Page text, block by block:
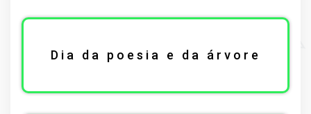
Dia da poesia e da árvore